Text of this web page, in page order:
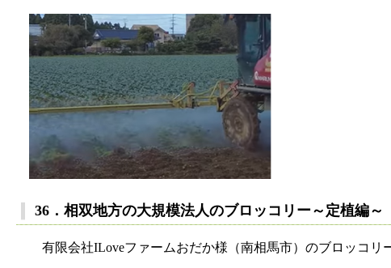
36．相双地方の大規模法人のブロッコリー～定植編～
有限会社ILoveファームおだか様（南相馬市）のブロッコリ